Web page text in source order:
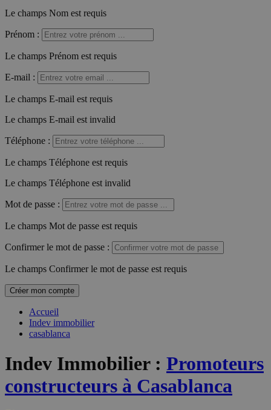
Le champs Nom est requis
Prénom :
Le champs Prénom est requis
E-mail :
Le champs E-mail est requis
Le champs E-mail est invalid
Téléphone :
Le champs Téléphone est requis
Le champs Téléphone est invalid
Mot de passe :
Le champs Mot de passe est requis
Confirmer le mot de passe :
Le champs Confirmer le mot de passe est requis
Créer mon compte
Accueil
Indev immobilier
casablanca
Indev Immobilier: Promoteurs
constructeurs à Casablanca